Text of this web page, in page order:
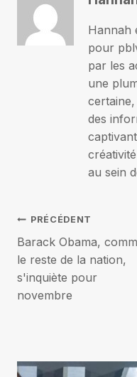
Hannah
pour
par les
une
des
au sein
Navigation
de
l’article
PRÉCÉDENT
Barack Obama,
le reste de la nation,
s'inquiète pour
novembre